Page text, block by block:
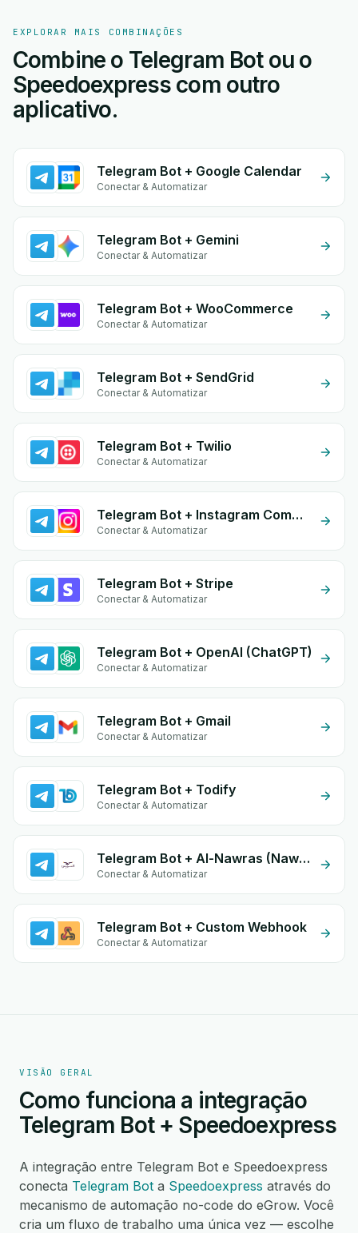
EXPLORAR MAIS COMBINAÇÕES
Combine o Telegram Bot ou o
Speedoexpress com outro
aplicativo.
Telegram Bot + Google Calendar
Conectar & Automatizar
Telegram Bot + Gemini
Conectar & Automatizar
Telegram Bot + WooCommerce
Conectar & Automatizar
Telegram Bot + SendGrid
Conectar & Automatizar
Telegram Bot + Twilio
Conectar & Automatizar
Telegram Bot + Instagram Comment
Conectar & Automatizar
Telegram Bot + Stripe
Conectar & Automatizar
Telegram Bot + OpenAI (ChatGPT)
Conectar & Automatizar
Telegram Bot + Gmail
Conectar & Automatizar
Telegram Bot + Todify
Conectar & Automatizar
Telegram Bot + Al-Nawras (Nawris)
Conectar & Automatizar
Telegram Bot + Custom Webhook
Conectar & Automatizar
VISÃO GERAL
Como funciona a integração
Telegram Bot + Speedoexpress
A integração entre Telegram Bot e Speedoexpress
conecta Telegram Bot a Speedoexpress através do
mecanismo de automação no-code do eGrow. Você
cria um fluxo de trabalho uma única vez — escolhe